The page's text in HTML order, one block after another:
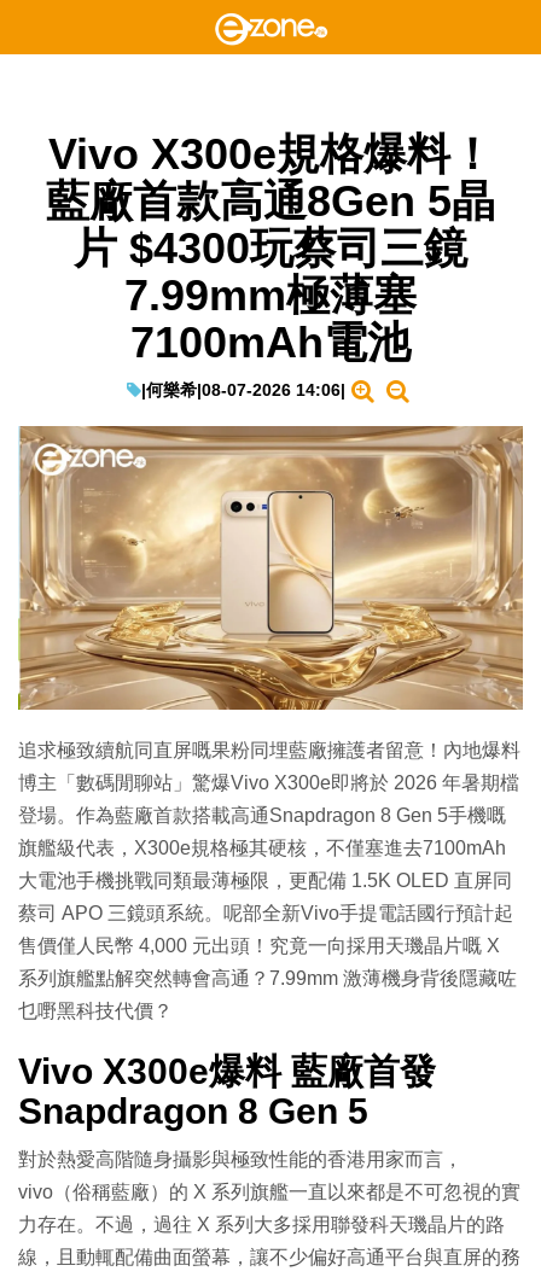
Vivo X300e規格爆料！
藍廠首款高通8Gen 5晶
片 $4300玩蔡司三鏡
7.99mm極薄塞
7100mAh電池
|何樂希|08-07-2026 14:06|
追求極致續航同直屏嘅果粉同埋藍廠擁護者留意！內地爆料
博主「數碼閒聊站」驚爆Vivo X300e即將於 2026 年暑期檔
登場。作為藍廠首款搭載高通Snapdragon 8 Gen 5手機嘅
旗艦級代表，X300e規格極其硬核，不僅塞進去7100mAh
大電池手機挑戰同類最薄極限，更配備 1.5K OLED 直屏同
蔡司 APO 三鏡頭系統。呢部全新Vivo手提電話國行預計起
售價僅人民幣 4,000 元出頭！究竟一向採用天璣晶片嘅 X
系列旗艦點解突然轉會高通？7.99mm 激薄機身背後隱藏咗
乜嘢黑科技代價？
Vivo X300e爆料 藍廠首發
Snapdragon 8 Gen 5
對於熱愛高階隨身攝影與極致性能的香港用家而言，
vivo（俗稱藍廠）的 X 系列旗艦一直以來都是不可忽視的實
力存在。不過，過往 X 系列大多採用聯發科天璣晶片的路
線，且動輒配備曲面螢幕，讓不少偏好高通平台與直屏的務